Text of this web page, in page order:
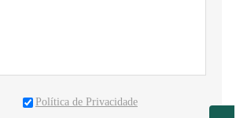
Política de Privacidade